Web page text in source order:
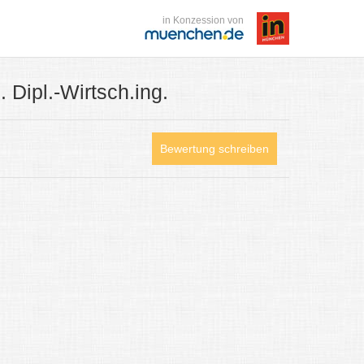
in Konzession von
Dipl.-Wirtsch.ing.
Bewertung schreiben